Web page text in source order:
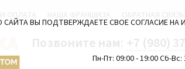
ОПЛАТА
Пн-Пт: 09:00 - 19:00 Сб-Вс:
ВЫ ПОДТВЕРЖДАЕТЕ СВОЕ СОГЛАСИЕ